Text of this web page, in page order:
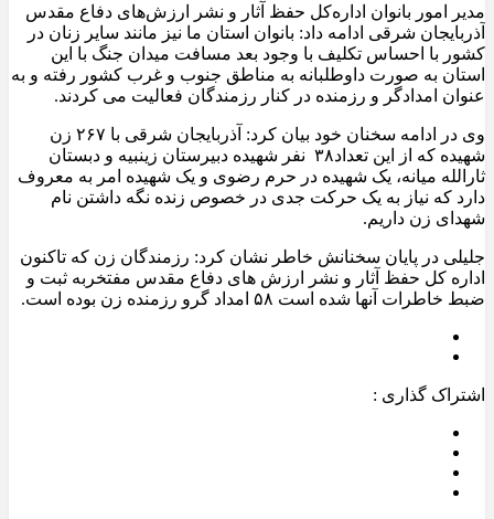
مدیر امور بانوان اداره‌کل حفظ آثار و نشر ارزش‌های دفاع مقدس
آذربایجان شرقی ادامه داد: بانوان استان ما نیز مانند سایر زنان در
کشور با احساس تکلیف با وجود بعد مسافت میدان جنگ با این
استان به صورت داوطلبانه به مناطق جنوب و غرب کشور رفته و به
عنوان امدادگر و رزمنده در کنار رزمندگان فعالیت می کردند.
وی در ادامه سخنان خود بیان کرد: آذربایجان شرقی با ۲۶۷ زن
شهیده که از این تعداد۳۸ نفر شهیده دبیرستان زینبیه و دبستان
ثارالله میانه، یک شهیده در حرم رضوی و یک شهیده امر به معروف
دارد که نیاز به یک حرکت جدی در خصوص زنده نگه داشتن نام
شهدای زن داریم.
جلیلی در پایان سخنانش خاطر نشان کرد: رزمندگان زن که تاکنون
اداره کل حفظ آثار و نشر ارزش های دفاع مقدس مفتخربه ثبت و
ضبط خاطرات آنها شده است ۵۸ امداد گرو رزمنده زن بوده است.
اشتراک گذاری :